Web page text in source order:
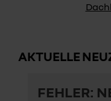
AKTUELLE
FEHLER: